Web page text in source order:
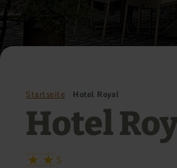
Startseite Hotel Royal
Hotel
S